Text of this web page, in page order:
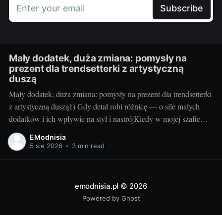
Enter your email Subscribe
Mały dodatek, duża zmiana: pomysły na
prezent dla trendsetterki z artystyczną
duszą
Mały dodatek, duża zmiana: pomysły na prezent dla trendsetterki
z artystyczną duszą1) Gdy detal robi różnicę — o sile małych
dodatków i ich wpływie na styl i nastrójKiedy w mojej szafie
robię małe rewolucje, najczęściej zaczynam od detali. Jeden
nasycony kolor przy kostkach, intrygująca faktura na nodze czy
EModnisia
5 sie 2026 • 3 min read
emodnisia.pl © 2026
Powered by Ghost